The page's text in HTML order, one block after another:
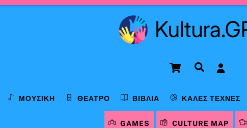
Cart Αναζήτηση
ΜΟΥΣΙΚΉ ΘΈΑΤΡΟ ΒΙΒΛΊΑ ΚΑΛΈΣ ΤΈΧΝΕΣ
GAMES CULTURE MAP